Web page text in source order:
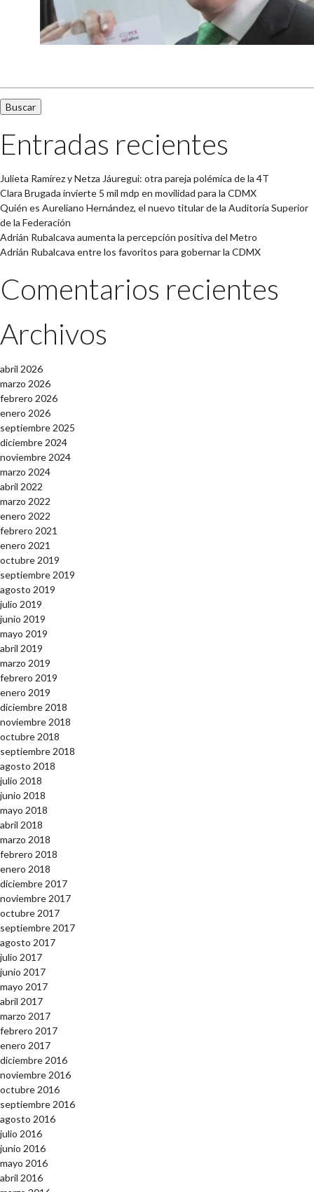
Entradas recientes
Julieta Ramírez y Netza Jáuregui: otra pareja polémica de la 4T
Clara Brugada invierte 5 mil mdp en movilidad para la CDMX
Quién es Aureliano Hernández, el nuevo titular de la Auditoría Superior
de la Federación
Adrián Rubalcava aumenta la percepción positiva del Metro
Adrián Rubalcava entre los favoritos para gobernar la CDMX
Comentarios recientes
Archivos
abril 2026
marzo 2026
febrero 2026
enero 2026
septiembre 2025
diciembre 2024
noviembre 2024
marzo 2024
abril 2022
marzo 2022
enero 2022
febrero 2021
enero 2021
octubre 2019
septiembre 2019
agosto 2019
julio 2019
junio 2019
mayo 2019
abril 2019
marzo 2019
febrero 2019
enero 2019
diciembre 2018
noviembre 2018
octubre 2018
septiembre 2018
agosto 2018
julio 2018
junio 2018
mayo 2018
abril 2018
marzo 2018
febrero 2018
enero 2018
diciembre 2017
noviembre 2017
octubre 2017
septiembre 2017
agosto 2017
julio 2017
junio 2017
mayo 2017
abril 2017
marzo 2017
febrero 2017
enero 2017
diciembre 2016
noviembre 2016
octubre 2016
septiembre 2016
agosto 2016
julio 2016
junio 2016
mayo 2016
abril 2016